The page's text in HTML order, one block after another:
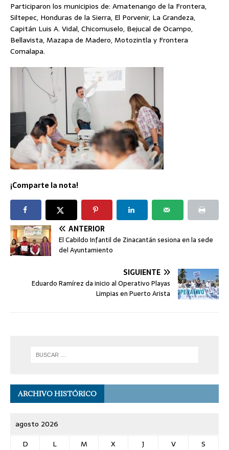
Participaron los municipios de: Amatenango de la Frontera,
Siltepec, Honduras de la Sierra, El Porvenir, La Grandeza,
Capitán Luis A. Vidal, Chicomuselo, Bejucal de Ocampo,
Bellavista, Mazapa de Madero, Motozintla y Frontera
Comalapa.
¡Comparte la nota!
ANTERIOR
El Cabildo Infantil de Zinacantán sesiona en la sede
del Ayuntamiento
SIGUIENTE
Eduardo Ramírez da inicio al Operativo Playas
Limpias en Puerto Arista
ARCHIVO HISTÓRICO
agosto 2026
D
L M X J V
S